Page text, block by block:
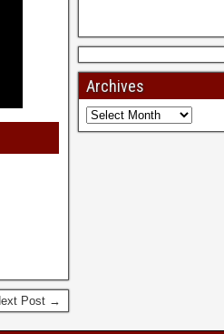
Post →
Archives